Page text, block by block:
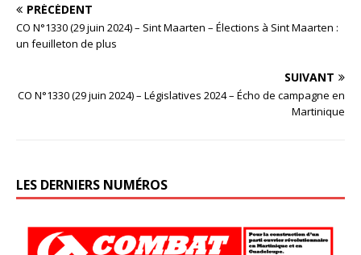
PRÉCÉDENT
CO N°1330 (29 juin 2024) – Sint Maarten – Élections à Sint Maarten :
un feuilleton de plus
SUIVANT
CO N°1330 (29 juin 2024) – Législatives 2024 – Écho de campagne en
Martinique
LES DERNIERS NUMÉROS